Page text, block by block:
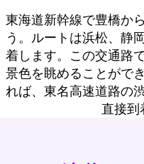
東海道新幹線で豊橋か
う。ルートは浜松、静
着します。この交通路
景色を眺めることがで
れば、東名高速道路の
直接到